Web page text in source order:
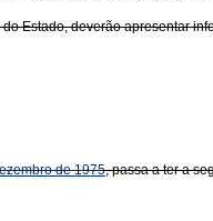
Estado, deverão apresentar
de 1975, passa a ter a